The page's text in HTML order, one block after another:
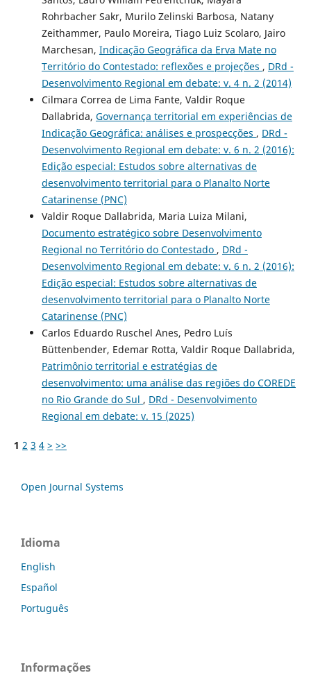
Rohrbacher Sakr, Murilo Zelinski Barbosa, Natany
Zeithammer, Paulo Moreira, Tiago Luiz Scolaro, Jairo
Marchesan, Indicação Geográfica da Erva Mate no
Território do Contestado: reflexões e projeções , DRd -
Desenvolvimento Regional em debate: v. 4 n. 2 (2014)
Cilmara Correa de Lima Fante, Valdir Roque
Dallabrida, Governança territorial em experiências de
Indicação Geográfica: análises e prospecções , DRd -
Desenvolvimento Regional em debate: v. 6 n. 2 (2016):
Edição especial: Estudos sobre alternativas de
desenvolvimento territorial para o Planalto Norte
Catarinense (PNC)
Valdir Roque Dallabrida, Maria Luiza Milani,
Documento estratégico sobre Desenvolvimento
Regional no Território do Contestado , DRd -
Desenvolvimento Regional em debate: v. 6 n. 2 (2016):
Edição especial: Estudos sobre alternativas de
desenvolvimento territorial para o Planalto Norte
Catarinense (PNC)
Carlos Eduardo Ruschel Anes, Pedro Luís
Büttenbender, Edemar Rotta, Valdir Roque Dallabrida,
Patrimônio territorial e estratégias de
desenvolvimento: uma análise das regiões do COREDE
no Rio Grande do Sul , DRd - Desenvolvimento
Regional em debate: v. 15 (2025)
1 2 3 4 > >>
Open Journal Systems
Idioma
English
Español
Português
Informações